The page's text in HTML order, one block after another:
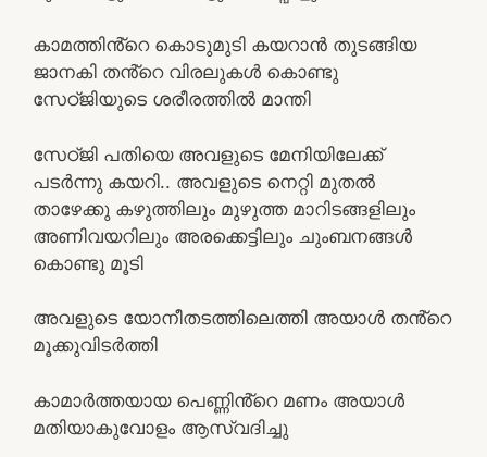
കാമത്തിൻ്റെ കൊടുമുടി കയറാൻ തുടങ്ങിയ
ജാനകി തൻ്റെ വിരലുകൾ കൊണ്ടു
സേഠ്ജിയുടെ ശരീരത്തിൽ മാന്തി
സേഠ്ജി പതിയെ അവളുടെ മേനിയിലേക്ക്
പടർന്നു കയറി.. അവളുടെ നെറ്റി മുതൽ
താഴേക്കു കഴുത്തിലും മുഴുത്ത മാറിടങ്ങളിലും
അണിവയറിലും അരക്കെട്ടിലും ചുംബനങ്ങൾ
കൊണ്ടു മൂടി
അവളുടെ യോനീതടത്തിലെത്തി അയാൾ തൻ്റെ
മൂക്കുവിടർത്തി
കാമാർത്തയായ പെണ്ണിൻ്റെ മണം അയാൾ
മതിയാകുവോളം ആസ്വദിച്ചു